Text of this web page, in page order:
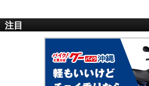
注目